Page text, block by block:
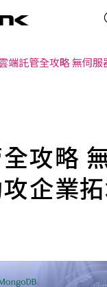
端託管全攻略 無伺服器服務助
攻略
企業